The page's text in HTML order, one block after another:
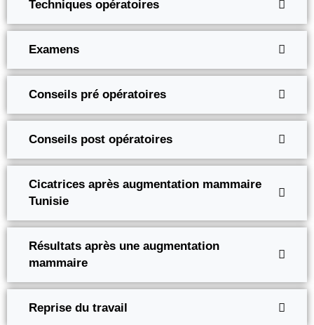
Techniques opératoires
Examens
Conseils pré opératoires
Conseils post opératoires
Cicatrices après augmentation mammaire
Tunisie
Résultats après une augmentation
mammaire
Reprise du travail